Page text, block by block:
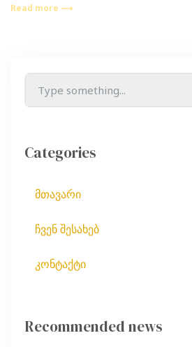
Read more ⟶
Categories
მთავარი
ჩვენ შესახებ
კონტაქტი
Recommended news